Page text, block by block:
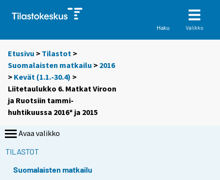
Haku Valikko
Etusivu > Tilastot >
Suomalaisten matkailu > 2016
> Kevät (1.1.-30.4) >
Liitetaulukko 6. Matkat Viroon
ja Ruotsiin tammi-
huhtikuussa 2016* ja 2015
Avaa valikko
TILASTOT
Suomalaisten matkailu